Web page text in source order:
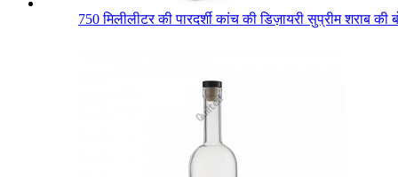
750 मिलीलीटर की पारदर्शी कांच की डिज़ायरी सुप्रीम शराब की